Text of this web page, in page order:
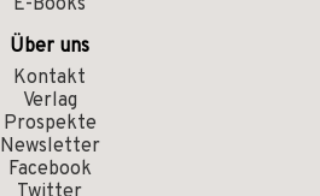
E-Books
Über uns
Kontakt
Verlag
Prospekte
Newsletter
Facebook